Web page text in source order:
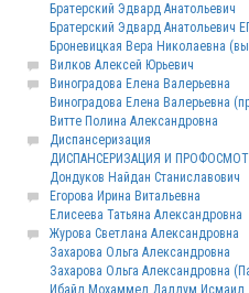
Братерский Эдвард Анатольевич
Братерский Эдвард Анатольевич
Броневицкая Вера Николаевна
Вилков Алексей Юрьевич
Виноградова Елена Валерьевна
Виноградова Елена Валерьевна
Витте Полина Александровна
Диспансеризация
ДИСПАНСЕРИЗАЦИЯ И
Дондуков Найдан Станиславович
Егорова Ирина Витальевна
Елисеева Татьяна Александровна
Журова Светлана Александровна
Захарова Ольга Александровна
Захарова Ольга Александровна
Ибайд Мохаммед Далдум Исмаил